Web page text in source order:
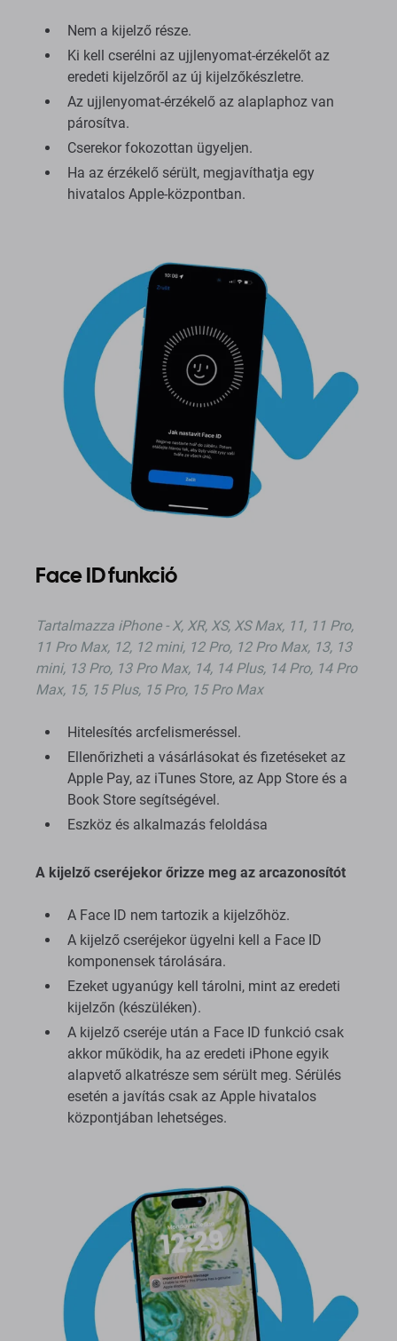
Nem a kijelző része.
Ki kell cserélni az ujjlenyomat-érzékelőt az
eredeti kijelzőről az új kijelzőkészletre.
Az ujjlenyomat-érzékelő az alaplaphoz van
párosítva.
Cserekor fokozottan ügyeljen.
Ha az érzékelő sérült, megjavíthatja egy
hivatalos Apple-központban.
Face ID funkció
Tartalmazza iPhone - X, XR, XS, XS Max, 11, 11 Pro,
11 Pro Max, 12, 12 mini, 12 Pro, 12 Pro Max, 13, 13
mini, 13 Pro, 13 Pro Max, 14, 14 Plus, 14 Pro, 14 Pro
Max, 15, 15 Plus, 15 Pro, 15 Pro Max
Hitelesítés arcfelismeréssel.
Ellenőrizheti a vásárlásokat és fizetéseket az
Apple Pay, az iTunes Store, az App Store és a
Book Store segítségével.
Eszköz és alkalmazás feloldása
A kijelző cseréjekor őrizze meg az arcazonosítót
A Face ID nem tartozik a kijelzőhöz.
A kijelző cseréjekor ügyelni kell a Face ID
komponensek tárolására.
Ezeket ugyanúgy kell tárolni, mint az eredeti
kijelzőn (készüléken).
A kijelző cseréje után a Face ID funkció csak
akkor működik, ha az eredeti iPhone egyik
alapvető alkatrésze sem sérült meg. Sérülés
esetén a javítás csak az Apple hivatalos
központjában lehetséges.